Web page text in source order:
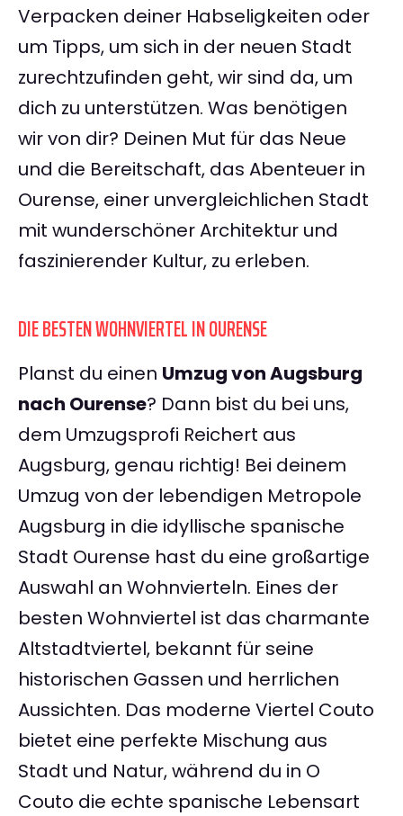
Verpacken deiner Habseligkeiten oder
um Tipps, um sich in der neuen Stadt
zurechtzufinden geht, wir sind da, um
dich zu unterstützen. Was benötigen
wir von dir? Deinen Mut für das Neue
und die Bereitschaft, das Abenteuer in
Ourense, einer unvergleichlichen Stadt
mit wunderschöner Architektur und
faszinierender Kultur, zu erleben.
DIE BESTEN WOHNVIERTEL IN OURENSE
Planst du einen Umzug von Augsburg
nach Ourense? Dann bist du bei uns,
dem Umzugsprofi Reichert aus
Augsburg, genau richtig! Bei deinem
Umzug von der lebendigen Metropole
Augsburg in die idyllische spanische
Stadt Ourense hast du eine großartige
Auswahl an Wohnvierteln. Eines der
besten Wohnviertel ist das charmante
Altstadtviertel, bekannt für seine
historischen Gassen und herrlichen
Aussichten. Das moderne Viertel Couto
bietet eine perfekte Mischung aus
Stadt und Natur, während du in O
Couto die echte spanische Lebensart